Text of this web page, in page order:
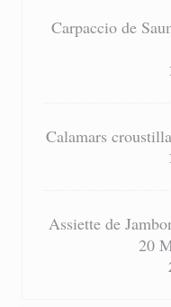
Carpaccio de
Calamars
Assiette de
20